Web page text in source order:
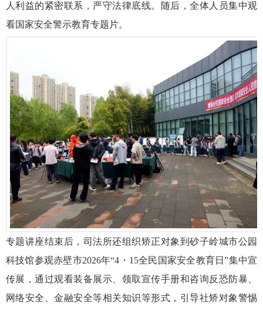
人利益的紧密联系，严守法律底线。随后，全体人员集中观
看国家安全警示教育专题片。
专题讲座结束后，司法所还组织矫正对象到砂子岭城市公园
科技馆参观赤壁市2026年“4・15全民国家安全教育日”集中宣
传展，通过观看装备展示、领取宣传手册和咨询反恐防暴、
网络安全、金融安全等相关知识等形式，引导社矫对象警惕